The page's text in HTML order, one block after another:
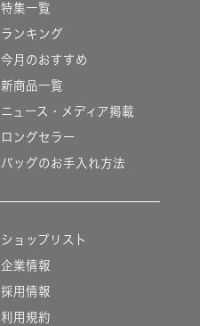
特集一覧
ランキング
今月のおすすめ
新商品一覧
ニュース・メディア掲載
ロングセラー
バッグのお手入れ方法
ショップリスト
企業情報
採用情報
利用規約